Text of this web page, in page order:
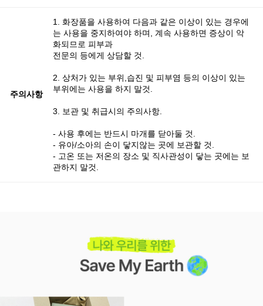
주의사항
1. 화장품을 사용하여 다음과 같은 이상이 있는 경우에
는 사용을 중지하여야 하며, 계속 사용하면 증상이 악
화되므로 피부과
전문의 등에게 상담할 것.
2. 상처가 있는 부위,습진 및 피부염 등의 이상이 있는
부위에는 사용을 하지 말것.
3. 보관 및 취급시의 주의사항.
- 사용 후에는 반드시 마개를 닫아둘 것.
- 유아/소아의 손이 닿지않는 곳에 보관할 것.
- 고온 또는 저온의 장소 및 직사관성이 닿는 곳에는 보
관하지 말것.